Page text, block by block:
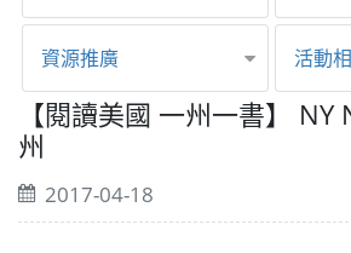
資源推廣 活動
【閱讀美國 一州一書】
州
2017-04-18